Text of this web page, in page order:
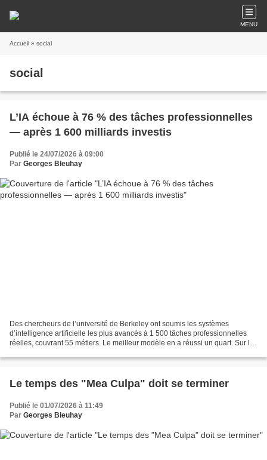
MENU
Accueil » social
social
L’IA échoue à 76 % des tâches professionnelles
— après 1 600 milliards investis
Publié le 24/07/2026 à 09:00
Par Georges Bleuhay
Des chercheurs de l’université de Berkeley ont soumis les systèmes
d’intelligence artificielle les plus avancés à 1 500 tâches professionnelles
réelles, couvrant 55 métiers. Le meilleur modèle en a réussi un quart. Sur les
Le temps des "Mea Culpa" doit se terminer
Publié le 01/07/2026 à 11:49
Par Georges Bleuhay